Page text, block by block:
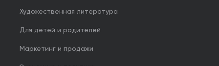
Художественная литература
Для детей и родителей
Маркетинг и продажи